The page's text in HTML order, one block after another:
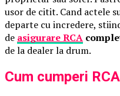
usor de citit. Cand actele
departe cu incredere,
de asigurare RCA
de la dealer la drum.
Cum cumperi